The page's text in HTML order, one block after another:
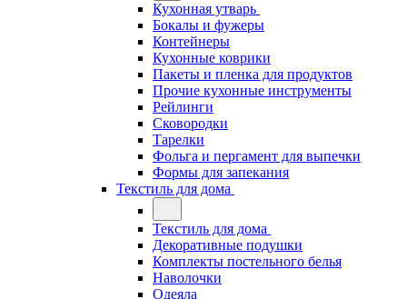
Кухонная утварь
Бокалы и фужеры
Контейнеры
Кухонные коврики
Пакеты и пленка для продуктов
Прочие кухонные инструменты
Рейлинги
Сковородки
Тарелки
Фольга и пергамент для выпечки
Формы для запекания
Текстиль для дома
Текстиль для дома
Декоративные подушки
Комплекты постельного белья
Наволочки
Одеяла